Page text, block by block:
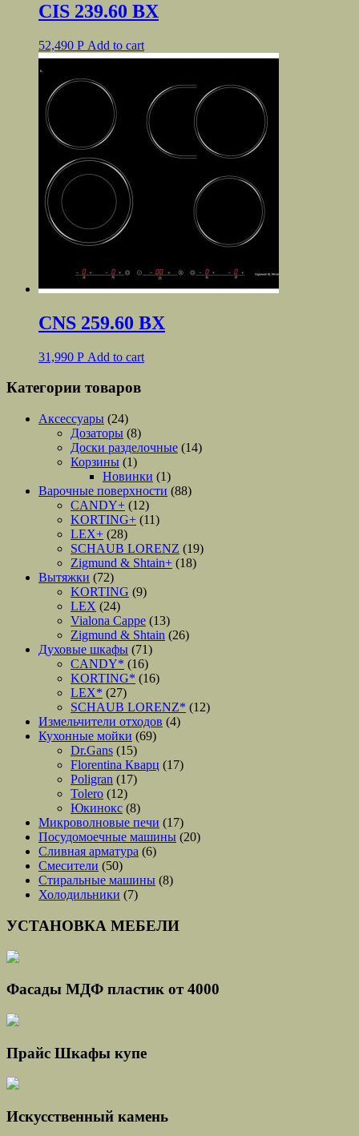
CIS 239.60 BХ
52,490 Р Add to cart
CNS 259.60 BХ
31,990 Р Add to cart
Категории товаров
Аксессуары (24)
Дозаторы (8)
Доски разделочные (14)
Корзины (1)
Новинки (1)
Варочные поверхности (88)
CANDY+ (12)
KORTING+ (11)
LEX+ (28)
SCHAUB LORENZ (19)
Zigmund & Shtain+ (18)
Вытяжки (72)
KORTING (9)
LEX (24)
Vialona Cappe (13)
Zigmund & Shtain (26)
Духовые шкафы (71)
CANDY* (16)
KORTING* (16)
LEX* (27)
SCHAUB LORENZ* (12)
Измельчители отходов (4)
Кухонные мойки (69)
Dr.Gans (15)
Florentina Кварц (17)
Poligran (17)
Tolero (12)
Юкинокс (8)
Микроволновые печи (17)
Посудомоечные машины (20)
Сливная арматура (6)
Смесители (50)
Стиральные машины (8)
Холодильники (7)
УСТАНОВКА МЕБЕЛИ
Фасады МДФ пластик от 4000
Прайс Шкафы купе
Искусственный камень